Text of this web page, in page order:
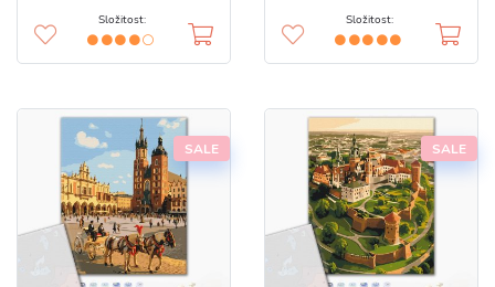
Složitost: Složitost:
SALE SALE